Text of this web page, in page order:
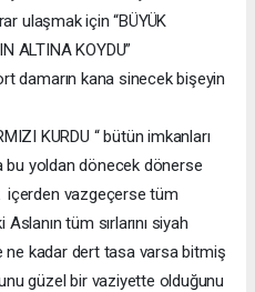
ulaşmak için “BÜYÜK
ALTINA KOYDU”
damarın kana sinecek bişeyin
KURDU “ bütün imkanları
bu yoldan dönecek dönerse
içerden vazgeçerse tüm
tüm sırlarını siyah
ne kadar dert tasa varsa bitmiş
güzel bir vaziyette olduğunu